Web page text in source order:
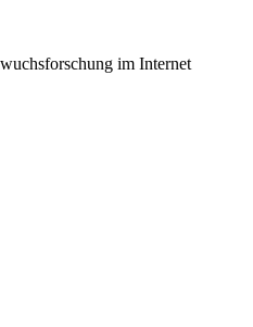
im Internet